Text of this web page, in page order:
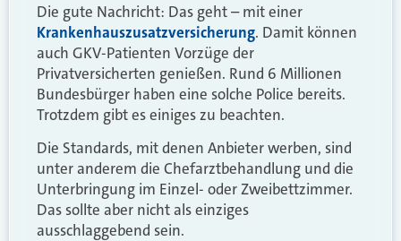
Die gute Nachricht: Das geht – mit einer
Krankenhauszusatzversicherung. Damit können
auch GKV-Patienten Vorzüge der
Privatversicherten genießen. Rund 6 Millionen
Bundesbürger haben eine solche Police bereits.
Trotzdem gibt es einiges zu beachten.
Die Standards, mit denen Anbieter werben, sind
unter anderem die Chefarztbehandlung und die
Unterbringung im Einzel- oder Zweibettzimmer.
Das sollte aber nicht als einziges
ausschlaggebend sein.